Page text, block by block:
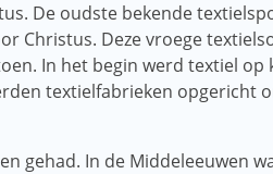
De oudste bekende
Christus. Deze vroege
In het begin werd textiel op
textielfabrieken opgericht
gehad. In de Middeleeuwen